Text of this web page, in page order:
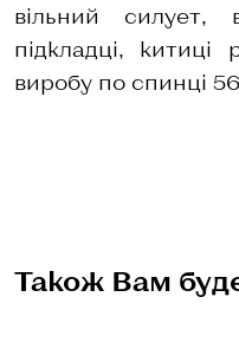
вільний силует,
підкладці,
виробу по спинці
Також Вам